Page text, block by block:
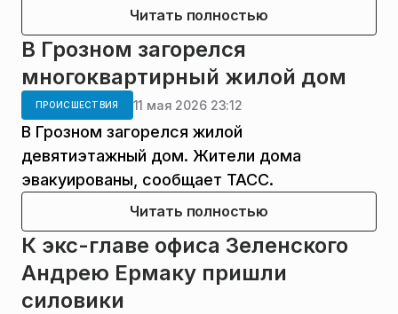
Читать полностью
В Грозном загорелся
многоквартирный жилой дом
ПРОИСШЕСТВИЯ 11 мая 2026 23:12
В Грозном загорелся жилой
девятиэтажный дом. Жители дома
эвакуированы, сообщает ТАСС.
Читать полностью
К экс-главе офиса Зеленского
Андрею Ермаку пришли
силовики